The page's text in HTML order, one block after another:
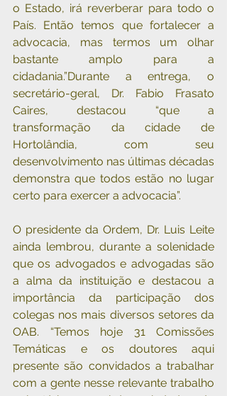
o Estado, irá reverberar para todo o
País. Então temos que fortalecer a
advocacia, mas termos um olhar
bastante amplo para a
cidadania.”Durante a entrega, o
secretário-geral, Dr. Fabio Frasato
Caires, destacou “que a
transformação da cidade de
Hortolândia, com seu
desenvolvimento nas últimas décadas
demonstra que todos estão no lugar
certo para exercer a advocacia”.
O presidente da Ordem, Dr. Luis Leite
ainda lembrou, durante a solenidade
que os advogados e advogadas são
a alma da instituição e destacou a
importância da participação dos
colegas nos mais diversos setores da
OAB. “Temos hoje 31 Comissões
Temáticas e os doutores aqui
presente são convidados a trabalhar
com a gente nesse relevante trabalho